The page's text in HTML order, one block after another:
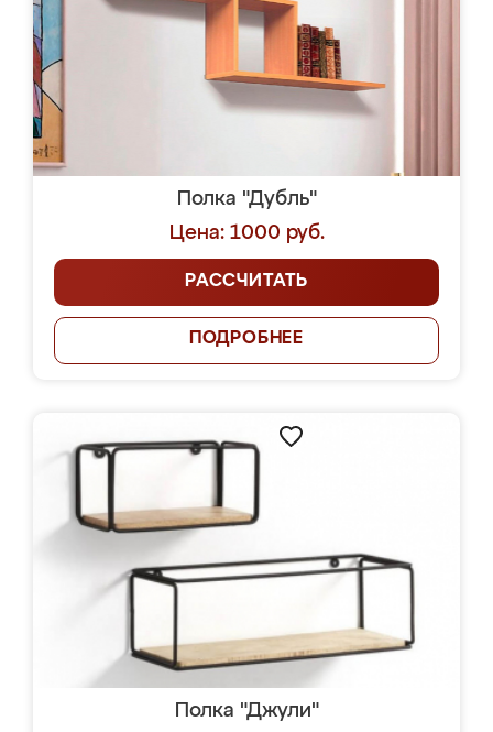
Полка "Дубль"
Цена: 1000 руб.
РАССЧИТАТЬ
ПОДРОБНЕЕ
Полка "Джули"